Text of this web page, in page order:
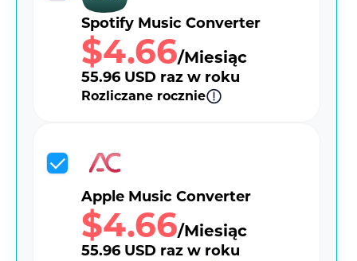
Spotify Music Converter
$4.66/Miesiąc
55.96 USD raz w roku
Rozliczane rocznie
Apple Music Converter
$4.66/Miesiąc
55.96 USD raz w roku